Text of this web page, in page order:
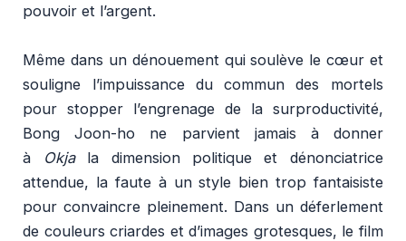
pouvoir et l’argent.
Même dans un dénouement qui soulève le cœur et
souligne l’impuissance du commun des mortels
pour stopper l’engrenage de la surproductivité,
Bong Joon-ho ne parvient jamais à donner
à
Okjala dimension politique et dénonciatrice
attendue, la faute à un style bien trop fantaisiste
pour convaincre pleinement. Dans un déferlement
de couleurs criardes et d’images grotesques, le film